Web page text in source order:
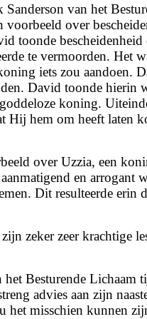
van het
over
toonde bescheidenheid
te vermoorden. Het
iets zou aandoen.
David toonde hierin
koning.
Hij hem om heeft laten
over Uzzia, een
en arrogant
Dit resulteerde erin
zeker zeer krachtige
Besturende Lichaam
advies aan zijn
het misschien kunnen